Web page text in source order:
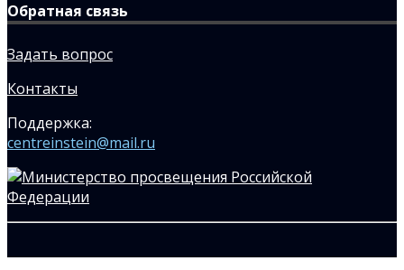
Обратная связь
Задать вопрос
Контакты
Поддержка:
centreinstein@mail.ru